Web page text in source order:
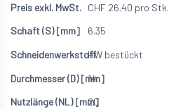
CHF 26.40 pro Stk.
6.35
HW bestückt
14
20